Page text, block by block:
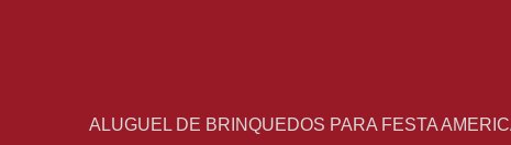
ALUGUEL DE BRINQUEDOS PARA FESTA